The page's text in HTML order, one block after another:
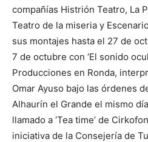
compañías Histrión Teatro, La
Teatro de la miseria y
sus montajes hasta el 27 de
7 de octubre con ‘El sonido
Producciones en Ronda,
Omar Ayuso bajo las órdenes
Alhaurín el Grande el mismo
llamado a ‘Tea time’ de
iniciativa de la Consejería de